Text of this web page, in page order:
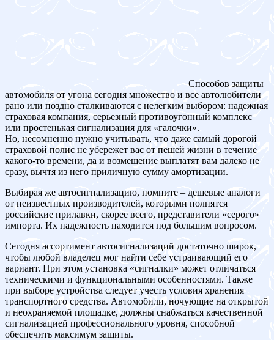
Способов защиты
автомобиля от угона сегодня множество и все автолюбители
рано или поздно сталкиваются с нелегким выбором: надежная
страховая компания, серьезный противоугонный комплекс
или простенькая сигнализация для «галочки».
Но, несомненно нужно учитывать, что даже самый дорогой
страховой полис не убережет вас от пешей жизни в течение
какого-то времени, да и возмещение выплатят вам далеко не
сразу, вычтя из него приличную сумму амортизации.
Выбирая же автосигнализацию, помните – дешевые аналоги
от неизвестных производителей, которыми полнятся
российские прилавки, скорее всего, представители «серого»
импорта. Их надежность находится под большим вопросом.
Сегодня ассортимент автосигнализаций достаточно широк,
чтобы любой владелец мог найти себе устраивающий его
вариант. При этом установка «сигналки» может отличаться
техническими и функциональными особенностями. Также
при выборе устройства следует учесть условия хранения
транспортного средства. Автомобили, ночующие на открытой
и неохраняемой площадке, должны снабжаться качественной
сигнализацией профессионального уровня, способной
обеспечить максимум защиты.